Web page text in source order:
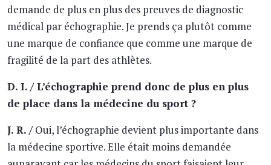
demande de plus en plus des preuves de diagnostic
médical par échographie. Je prends ça plutôt comme
une marque de confiance que comme une marque de
fragilité de la part des athlètes.
D. I. / L’échographie prend donc de plus en plus
de place dans la médecine du sport ?
J. R. /Oui, l’échographie devient plus importante dans
la médecine sportive. Elle était moins demandée